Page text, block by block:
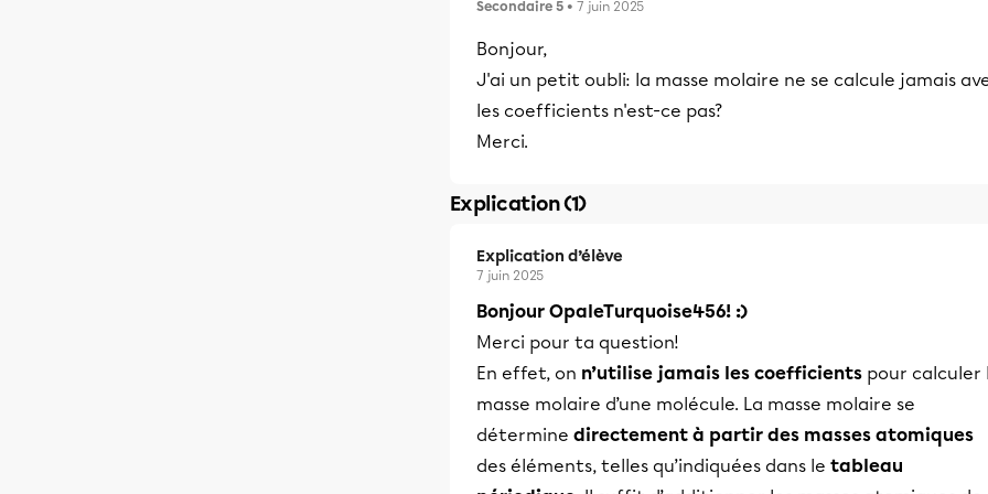
Secondaire 5 • 7 juin 2025
Bonjour,
J'ai un petit oubli: la masse molaire ne se calcule jamais
les coefficients n'est-ce pas?
Merci.
Explication (1)
Explication d’élève
7 juin 2025
Bonjour OpaleTurquoise456! :)
Merci pour ta question!
En effet, on n’utilise jamais les coefficients pour calculer
masse molaire d’une molécule. La masse molaire se
détermine directement à partir des masses atomiques
des éléments, telles qu’indiquées dans le tableau